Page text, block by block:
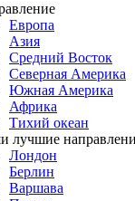
Европа
Азия
Средний Восток
Северная Америка
Южная Америка
Африка
Тихий океан
лучшие
Лондон
Берлин
Варшава